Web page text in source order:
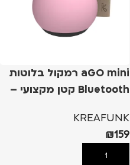
aGO mini רמקול בלוטות
Bluetooth קטן מקצועי –
KREAFUNK
₪159
הוספה לסל